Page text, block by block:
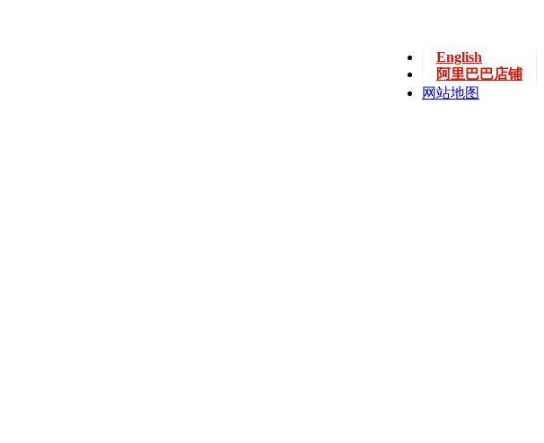
English
阿里巴巴店铺
网站地图